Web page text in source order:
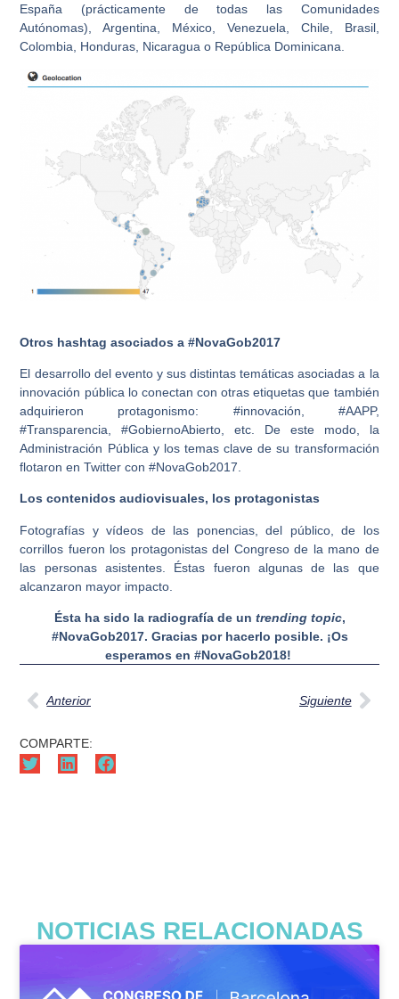
España (prácticamente de todas las Comunidades
Autónomas), Argentina, México, Venezuela, Chile, Brasil,
Colombia, Honduras, Nicaragua o República Dominicana.
Otros hashtag asociados a #NovaGob2017
El desarrollo del evento y sus distintas temáticas asociadas a la
innovación pública lo conectan con otras etiquetas que también
adquirieron protagonismo: #innovación, #AAPP,
#Transparencia, #GobiernoAbierto, etc. De este modo, la
Administración Pública y los temas clave de su transformación
flotaron en Twitter con #NovaGob2017.
Los contenidos audiovisuales, los protagonistas
Fotografías y vídeos de las ponencias, del público, de los
corrillos fueron los protagonistas del Congreso de la mano de
las personas asistentes. Éstas fueron algunas de las que
alcanzaron mayor impacto.
Ésta ha sido la radiografía de un trending topic,
#NovaGob2017. Gracias por hacerlo posible. ¡Os
esperamos en #NovaGob2018!
Anterior Siguiente
COMPARTE:
NOTICIAS RELACIONADAS